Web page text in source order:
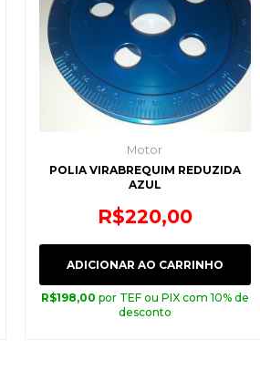
Motor
POLIA VIRABREQUIM REDUZIDA
AZUL
R$220,00
ADICIONAR AO CARRINHO
R$198,00 por TEF ou PIX com 10% de
desconto